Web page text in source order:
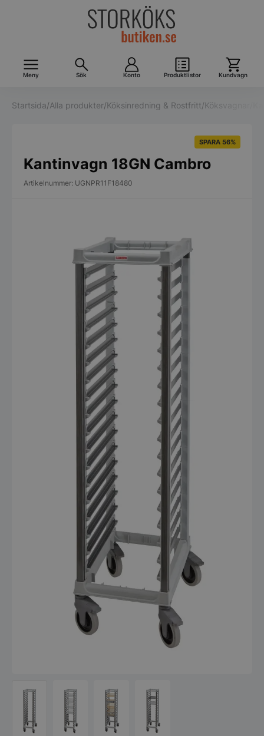
Meny Sök Konto Produktlistor Kundvagn
Startsida/Alla produkter/Köksinredning & Rostfritt/Köksvagnar
SPARA 56%
Kantinvagn 18GN Cambro
Artikelnummer: UGNPR11F18480